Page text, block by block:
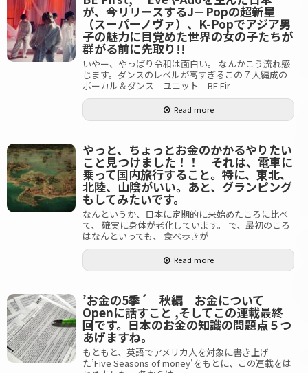
が、今リリースするJ－Popの超新星
（スーパーノヴァ）、K-Popでアジア男
子の魅力に目覚めた世界の女の子たちが
群がる前に先取り!!
いやー、やっぱり令和は面白い。 なんかこう流れ感
じます。ダンスのレベルが高すぎるこの７人編成の
ボーカル＆ダンス ユニット BE Fir
Read more
やっと、ちょっとお金のかかるやりたい
こと見つけました！！ それは、電車に
乗って国内旅行すること。特に、東北、
北陸、山陰がいい。あと、グランピング
もしてみたいです。
なんというか、日本に定期的に来始めたころに比べ
て、 確実に身体が老化しています。 で、最初のころ
はなんといっても、 食べ歩きが
Read more
’お金の5季´ 秋編 お金について
Openに話すこと ,そしてこの連載最終
回です。日本のお金の知識の問題点５つ
あげますね。
もともと、英語でアメリカ人を対象に書き上げ
た’Five Seasons of money'をもとに、この連載をは